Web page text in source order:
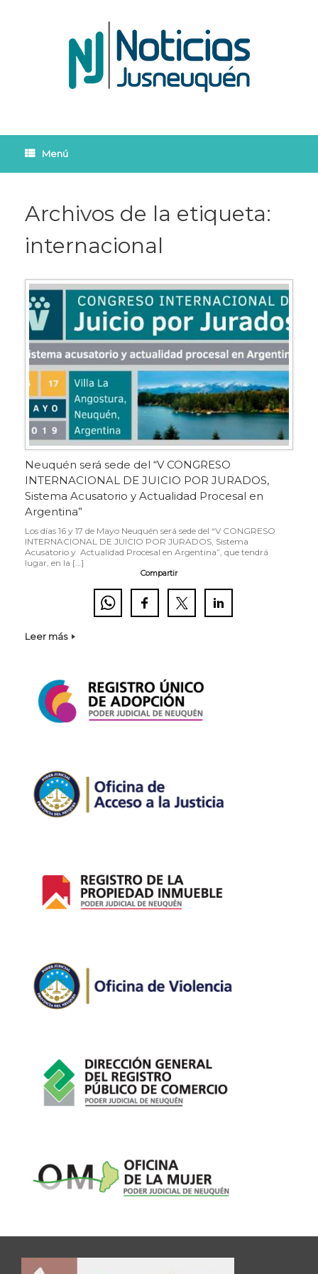
Menú
Archivos de la etiqueta:
internacional
Neuquén será sede del “V CONGRESO
INTERNACIONAL DE JUICIO POR JURADOS,
Sistema Acusatorio y Actualidad Procesal en
Argentina”
Los días 16 y 17 de Mayo Neuquén será sede del “V CONGRESO
INTERNACIONAL DE JUICIO POR JURADOS, Sistema
Acusatorio y Actualidad Procesal en Argentina”, que tendrá
lugar, en la […]
Compartir
Leer más